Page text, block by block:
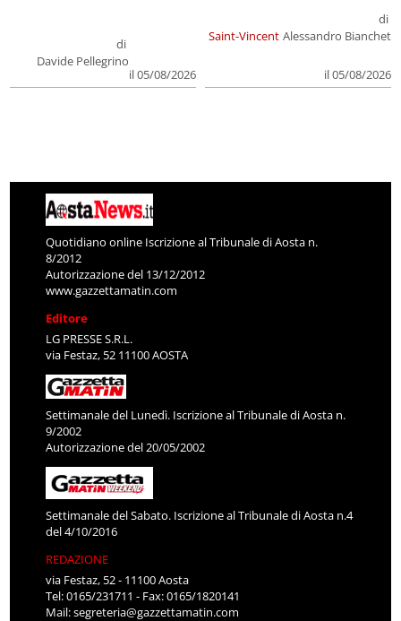
di
Davide Pellegrino
il 05/08/2026
Saint-Vincent
di
Alessandro Bianchet
il 05/08/2026
Quotidiano online Iscrizione al Tribunale di Aosta n.
8/2012
Autorizzazione del 13/12/2012
www.gazzettamatin.com
Editore
LG PRESSE S.R.L.
via Festaz, 52 11100 AOSTA
Settimanale del Lunedì. Iscrizione al Tribunale di Aosta n.
9/2002
Autorizzazione del 20/05/2002
Settimanale del Sabato. Iscrizione al Tribunale di Aosta n.4
del 4/10/2016
REDAZIONE
via Festaz, 52 - 11100 Aosta
Tel: 0165/231711 - Fax: 0165/1820141
Mail:segreteria@gazzettamatin.com